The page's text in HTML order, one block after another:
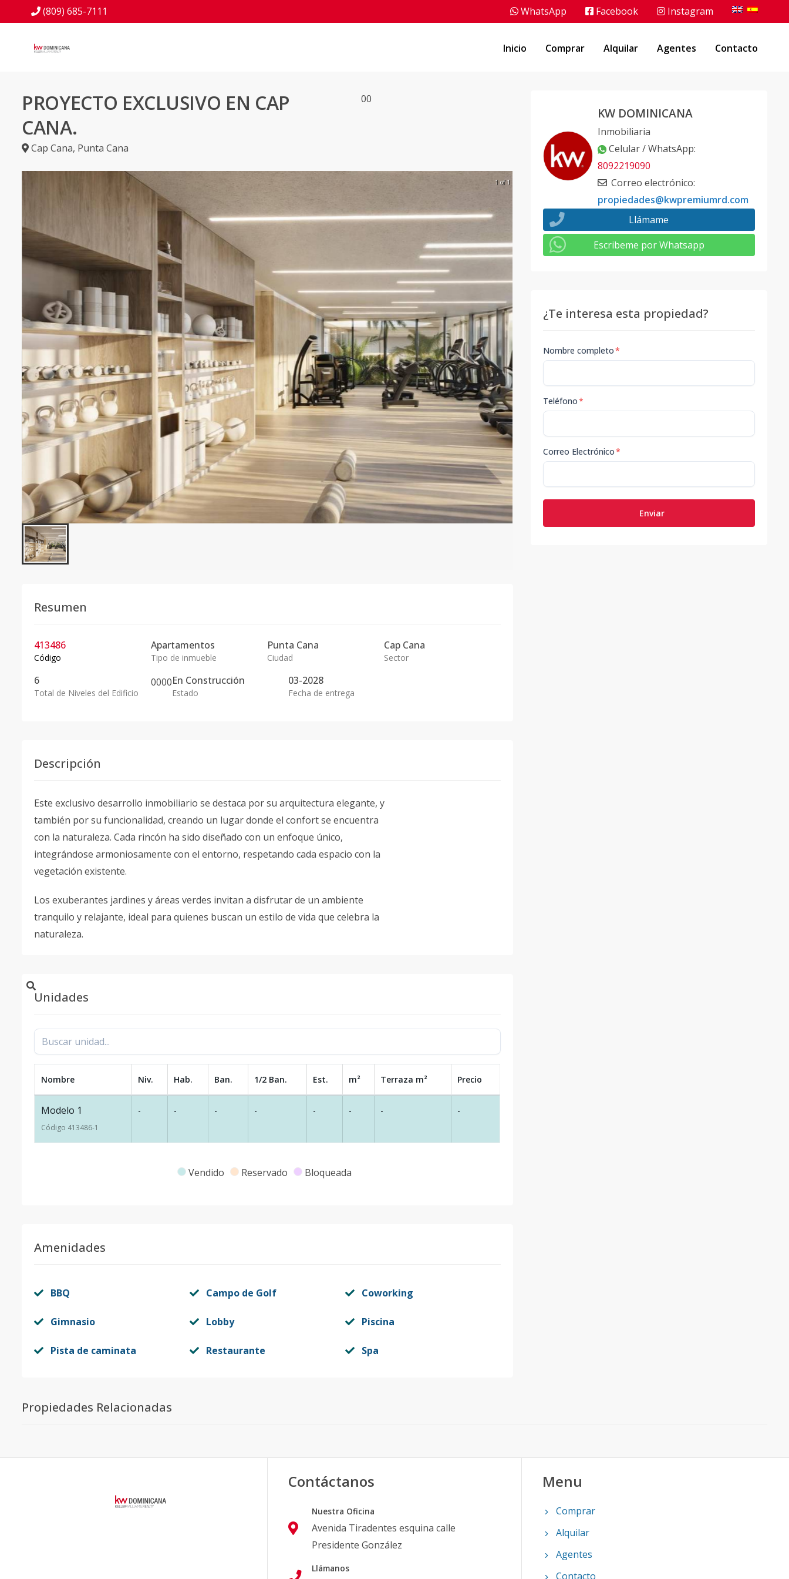
(809) 685-7111 WhatsApp Facebook Instagram
Inicio Comprar Alquilar Agentes Contacto
PROYECTO EXCLUSIVO EN CAP
CANA.
Cap Cana, Punta Cana
00
1 of 1
Resumen
413486
Código
Apartamentos
Tipo de inmueble
Punta Cana
Ciudad
Cap Cana
Sector
6
Total de Niveles del Edificio
0000En Construcción
Estado
03-2028
Fecha de entrega
Descripción
Este exclusivo desarrollo inmobiliario se destaca por su arquitectura elegante, y
también por su funcionalidad, creando un lugar donde el confort se encuentra
con la naturaleza. Cada rincón ha sido diseñado con un enfoque único,
integrándose armoniosamente con el entorno, respetando cada espacio con la
vegetación existente.
Los exuberantes jardines y áreas verdes invitan a disfrutar de un ambiente
tranquilo y relajante, ideal para quienes buscan un estilo de vida que celebra la
naturaleza.
Unidades
Nombre Niv. Hab. Ban. 1/2 Ban. Est. m² Terraza m² Precio
Modelo 1
Código 413486-1
- - - - - - - -
Vendido Reservado Bloqueada
Amenidades
BBQ Campo de Golf Coworking
Gimnasio Lobby Piscina
Pista de caminata Restaurante Spa
KW DOMINICANA
Inmobiliaria
Celular / WhatsApp:
8092219090
Correo electrónico:
propiedades@kwpremiumrd.com
Llámame
Escribeme por Whatsapp
¿Te interesa esta propiedad?
Nombre completo*
Teléfono*
Correo Electrónico*
Enviar
Propiedades Relacionadas
Contáctanos
Nuestra Oficina
Avenida Tiradentes esquina calle
Presidente González
Llámanos
Menu
Comprar
Alquilar
Agentes
Contacto